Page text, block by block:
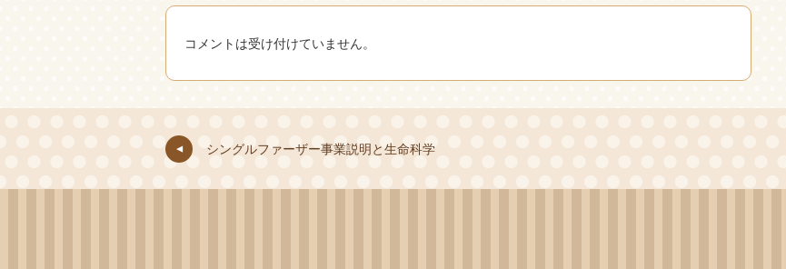
コメントは受け付けていません。
シングルファーザー事業説明と生命科学